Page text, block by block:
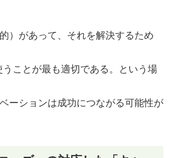
）があって、それを解決するため
うことが最も適切である。という場
ーションは成功につながる可能性が